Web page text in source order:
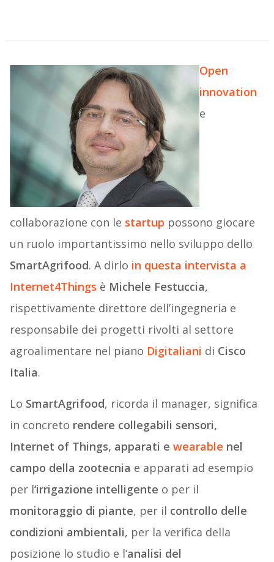
Open
innovation
e
collaborazione con le startup possono giocare
un ruolo importantissimo nello sviluppo dello
SmartAgrifood. A dirlo in questa intervista a
Internet4Things è Michele Festuccia,
rispettivamente direttore dell’ingegneria e
responsabile dei progetti rivolti al settore
agroalimentare nel piano Digitaliani di Cisco
Italia.
Lo SmartAgrifood, ricorda il manager, significa
in concreto rendere collegabili sensori,
Internet of Things, apparati e wearable nel
campo della zootecnia e apparati ad esempio
per l‘irrigazione intelligente o per il
monitoraggio di piante, per il controllo delle
condizioni ambientali, per la verifica della
posizione lo studio e l’analisi del